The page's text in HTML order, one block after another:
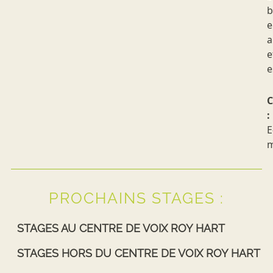
:
PROCHAINS STAGES :
STAGES AU CENTRE DE VOIX ROY HART
STAGES HORS DU CENTRE DE VOIX ROY HART